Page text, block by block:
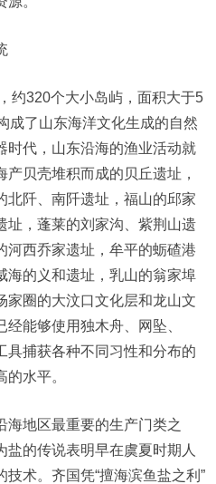
约320个大小岛屿，面积大于5
成了山东海洋文化生成的自然
时代，山东沿海的渔业活动就
贝壳堆积而成的贝丘遗址，
北阡、南阡遗址，福山的邱家
址，蓬莱的刘家沟、紫荆山遗
河西乔家遗址，牟平的蛎碴港
海的义和遗址，乳山的翁家埠
家圈的大汶口文化层和龙山文
能够使用独木舟、网坠、
具捕获各种不同习性和分布的
水平。
海地区最重要的生产门类之
的传说表明早在虞夏时期人
术。齐国凭“擅海滨鱼盐之利”